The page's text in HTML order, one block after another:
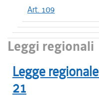
Art. 109
Leggi regionali
Legge regionale
21